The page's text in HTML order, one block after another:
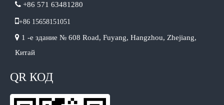
 +86 571 63481280
+86 15658151051
 1 -е здание № 608 Road, Fuyang, Hangzhou, Zhejiang,
Китай
QR КОД